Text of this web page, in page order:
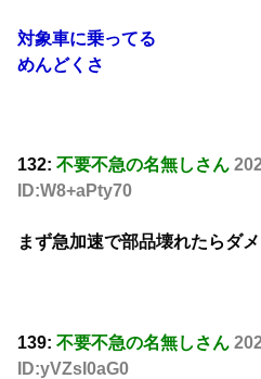
対象車に乗ってる
めんどくさ
132: 不要不急の名無しさん
ID:W8+aPty70
まず急加速で部品壊れたらダ
139: 不要不急の名無しさん
ID:yVZsI0aG0